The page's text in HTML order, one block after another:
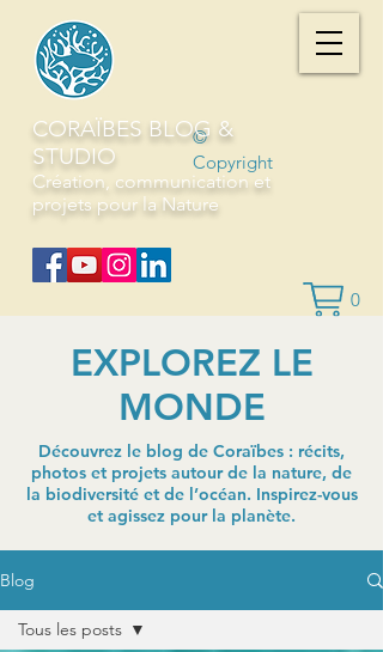
©
Copyright
0
CORAÏBES BLOG &
STUDIO
Création, communication et
projets pour la Nature
EXPLOREZ LE
MONDE
Découvrez le blog de Coraïbes : récits,
photos et projets autour de la nature, de
la biodiversité et de l’océan. Inspirez-vous
et agissez pour la planète.
Blog
Tous les posts